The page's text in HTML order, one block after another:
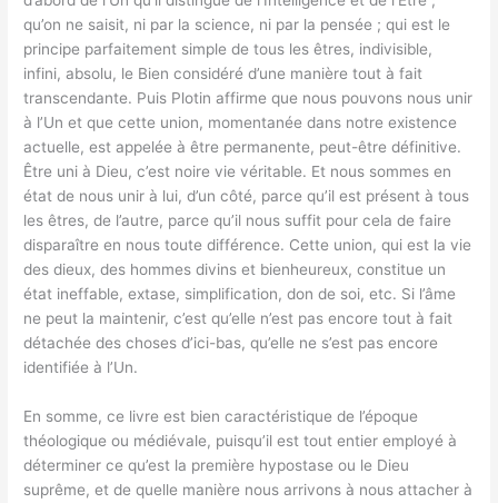
qu’on ne saisit, ni par la science, ni par la pensée ; qui est le
principe parfaitement simple de tous les êtres, indivisible,
infini, absolu, le Bien considéré d’une manière tout à fait
transcendante. Puis Plotin affirme que nous pouvons nous unir
à l’Un et que cette union, momentanée dans notre existence
actuelle, est appelée à être permanente, peut-être définitive.
Être uni à Dieu, c’est noire vie véritable. Et nous sommes en
état de nous unir à lui, d’un côté, parce qu’il est présent à tous
les êtres, de l’autre, parce qu’il nous suffit pour cela de faire
disparaître en nous toute différence. Cette union, qui est la vie
des dieux, des hommes divins et bienheureux, constitue un
état ineffable, extase, simplification, don de soi, etc. Si l’âme
ne peut la maintenir, c’est qu’elle n’est pas encore tout à fait
détachée des choses d’ici-bas, qu’elle ne s’est pas encore
identifiée à l’Un.
En somme, ce livre est bien caractéristique de l’époque
théologique ou médiévale, puisqu’il est tout entier employé à
déterminer ce qu’est la première hypostase ou le Dieu
suprême, et de quelle manière nous arrivons à nous attacher à